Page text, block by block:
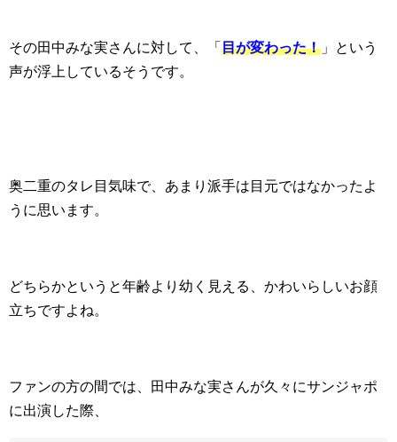
その田中みな実さんに対して、「 目が変わった！ 」という
声が浮上しているそうです。
奥二重のタレ目気味で、あまり派手は目元ではなかったよ
うに思います。
どちらかというと年齢より幼く見える、かわいらしいお顔
立ちですよね。
ファンの方の間では、田中みな実さんが久々にサンジャポ
に出演した際、